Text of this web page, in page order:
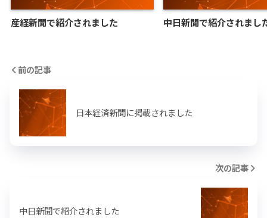
産経新聞で紹介されました 中日新聞で紹介されまし
前の記事
日本経済新聞に掲載されました
次の記事
中日新聞で紹介されました